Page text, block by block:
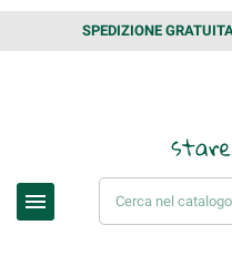
SPEDIZIONE
menu